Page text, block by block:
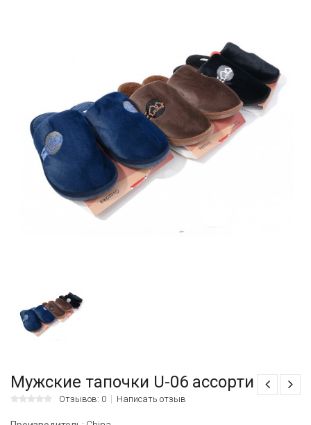
Мужские тапочки U-06 ассорти
Отзывов: 0 Написать отзыв